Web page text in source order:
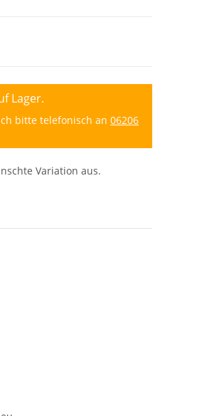
Lager.
bitte telefonisch an 06206
Variation aus.